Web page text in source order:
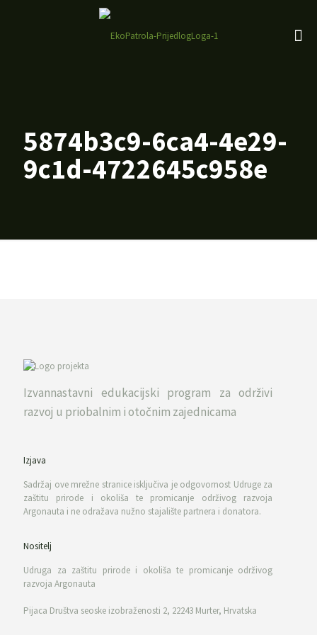
5874b3c9-6ca4-4e29-
9c1d-4722645c958e
Izvannastavni edukacijski program za održivi
razvoj u priobalnim i otočnim zajednicama
Izjava
Sadržaj ove mrežne stranice isključiva je odgovornost Udruge za
zaštitu prirode i okoliša te promicanje održivog razvoja
Argonauta i ne odražava nužno stajalište partnera i donatora.
Nositelj
Udruga za zaštitu prirode i okoliša te promicanje održivog
razvoja Argonauta
Pijaca Društva seoske izobraženosti 2, 22243 Murter, Hrvatska